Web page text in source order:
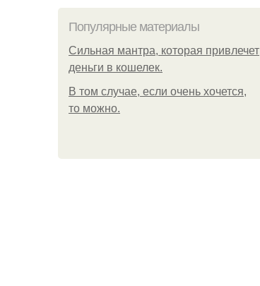
Популярные материалы
Сильная мантра, которая привлечет
деньги в кошелек.
В том случае, если очень хочется,
то можно.